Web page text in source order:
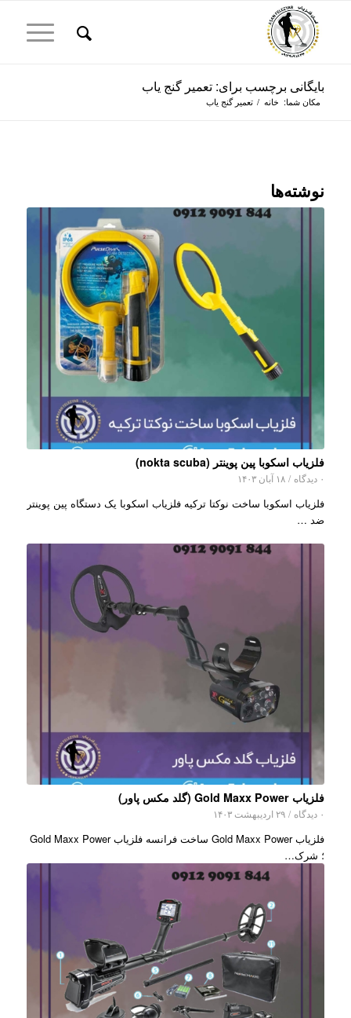
بایگانی برچسب برای: تعمیر گنج یاب
مکان شما: خانه / تعمیر گنج یاب
نوشته‌ها
فلزیاب اسکوبا پین پوینتر (nokta scuba)
۰ دیدگاه / ۱۸ آبان ۱۴۰۳
فلزیاب اسکوبا ساخت نوکتا ترکیه فلزیاب اسکوبا یک دستگاه پین پوینتر
ضد …
فلزیاب Gold Maxx Power (گلد مکس پاور)
۰ دیدگاه / ۲۹ اردیبهشت ۱۴۰۳
فلزیاب Gold Maxx Power ساخت فرانسه فلزیاب Gold Maxx Power
؛ شرک…